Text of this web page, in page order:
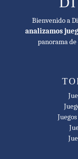
Se trata de un
conseguir 45
las disponibles
mediante
nuevas
determinados
jugadores se van
Bienvenido a
analizamos
panorama